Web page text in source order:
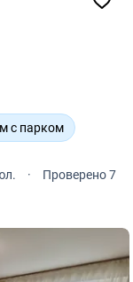
с парком
·
Проверено 7